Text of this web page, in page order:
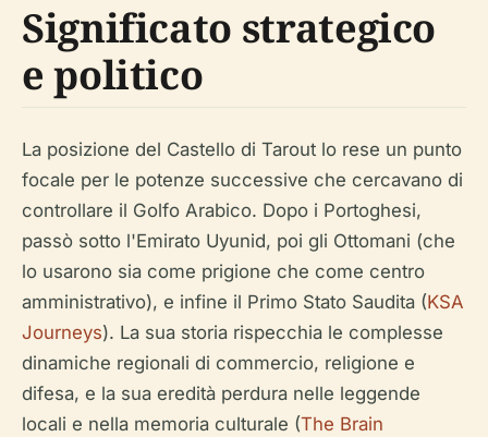
Significato strategico
e politico
La posizione del Castello di Tarout lo rese un punto
focale per le potenze successive che cercavano di
controllare il Golfo Arabico. Dopo i Portoghesi,
passò sotto l'Emirato Uyunid, poi gli Ottomani (che
lo usarono sia come prigione che come centro
amministrativo), e infine il Primo Stato Saudita (KSA
Journeys). La sua storia rispecchia le complesse
dinamiche regionali di commercio, religione e
difesa, e la sua eredità perdura nelle leggende
locali e nella memoria culturale (The Brain